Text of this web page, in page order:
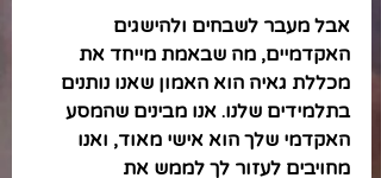
אבל מעבר לשבחים ולהישגים
האקדמיים, מה שבאמת מייחד את
מכללת גאיה הוא האמון שאנו נותנים
בתלמידים שלנו. אנו מבינים שהמסע
האקדמי שלך הוא אישי מאוד, ואנו
מחויבים לעזור לך לממש את